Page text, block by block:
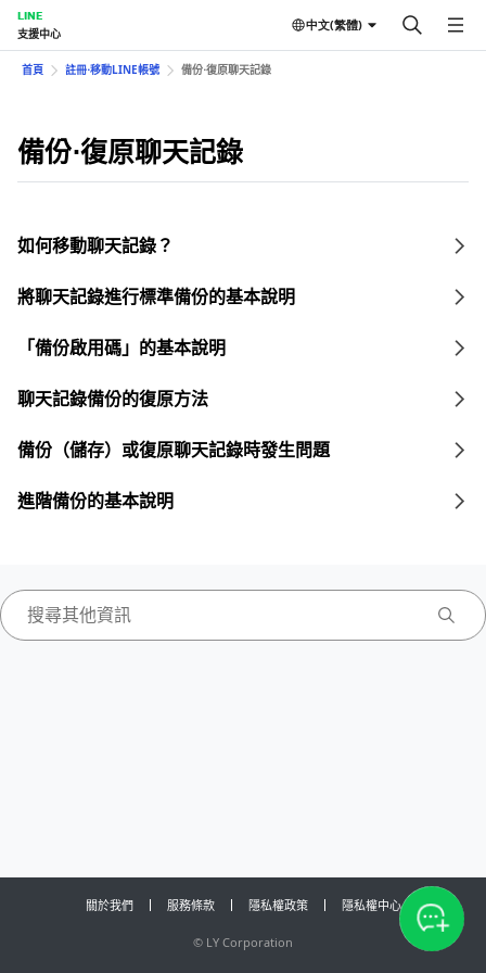
LINE
支援中心
中文(繁體)
首頁 註冊⋅移動LINE帳號 備份⋅復原聊天記錄
備份⋅復原聊天記錄
如何移動聊天記錄？
將聊天記錄進行標準備份的基本說明
「備份啟用碼」的基本說明
聊天記錄備份的復原方法
備份（儲存）或復原聊天記錄時發生問題
進階備份的基本說明
關於我們 服務條款 隱私權政策 隱私權中心
© LY Corporation